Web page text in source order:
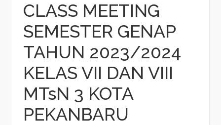
CLASS MEETING
SEMESTER GENAP
TAHUN 2023/2024
KELAS VII DAN VIII
MTsN 3 KOTA
PEKANBARU